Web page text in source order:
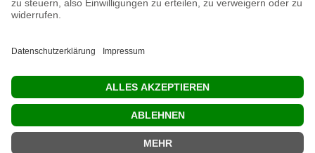
KONTAKT
RECHTLICHES
INFORMATIVES
MEIN KONTO